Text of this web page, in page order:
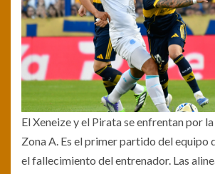
El Xeneize y el Pirata se enfrentan por
Zona A. Es el primer partido del equipo
el fallecimiento del entrenador. Las